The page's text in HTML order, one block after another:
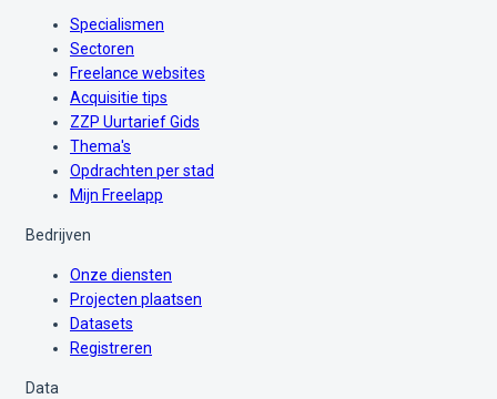
Specialismen
Sectoren
Freelance websites
Acquisitie tips
ZZP Uurtarief Gids
Thema's
Opdrachten per stad
Mijn Freelapp
Bedrijven
Onze diensten
Projecten plaatsen
Datasets
Registreren
Data